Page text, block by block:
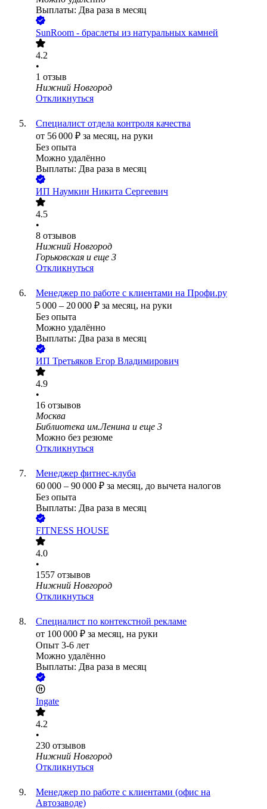
Выплаты: Два раза в месяц
SunRoom - браслеты из натуральных камней
4.2
•
1 отзыв
Нижний Новгород
Откликнуться
Специалист отдела контроля качества
от 56 000 ₽ за месяц, на руки
Без опыта
Можно удалённо
Выплаты: Два раза в месяц
ИП Наумкин Никита Сергеевич
4.5
•
8 отзывов
Нижний Новгород
Горьковская и еще 3
Откликнуться
Менеджер по работе с клиентами на Профи.ру
5 000 – 20 000 ₽ за месяц, на руки
Без опыта
Можно удалённо
Выплаты: Два раза в месяц
ИП Третьяков Егор Владимирович
4.9
•
16 отзывов
Москва
Библиотека им.Ленина и еще 3
Можно без резюме
Откликнуться
Менеджер фитнес-клуба
60 000 – 90 000 ₽ за месяц, до вычета налогов
Без опыта
Выплаты: Два раза в месяц
FITNESS HOUSE
4.0
•
1557 отзывов
Нижний Новгород
Откликнуться
Специалист по контекстной рекламе
от 100 000 ₽ за месяц, на руки
Опыт 3-6 лет
Можно удалённо
Выплаты: Два раза в месяц
Ingate
4.2
•
230 отзывов
Нижний Новгород
Откликнуться
Менеджер по работе с клиентами (офис на
Автозаводе)